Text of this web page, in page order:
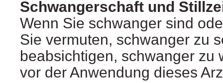
Schwangerschaft und
Wenn Sie schwanger sind
Sie vermuten, schwanger zu
beabsichtigen, schwanger zu
vor der Anwendung dieses